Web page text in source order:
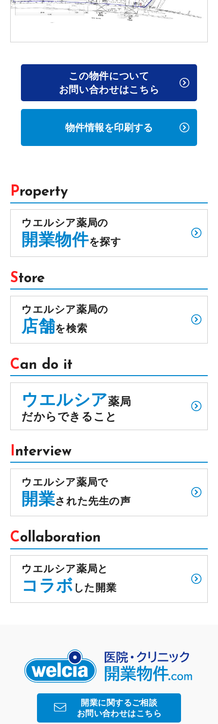
この物件について
お問い合わせはこちら
物件情報を印刷する
Property
ウエルシア薬局の
開業物件を探す
Store
ウエルシア薬局の
店舗を検索
Can do it
ウエルシア薬局
だからできること
Interview
ウエルシア薬局で
開業された先生の声
Collaboration
ウエルシア薬局と
コラボ した開業
開業に関するご相談
お問い合わせはこちら